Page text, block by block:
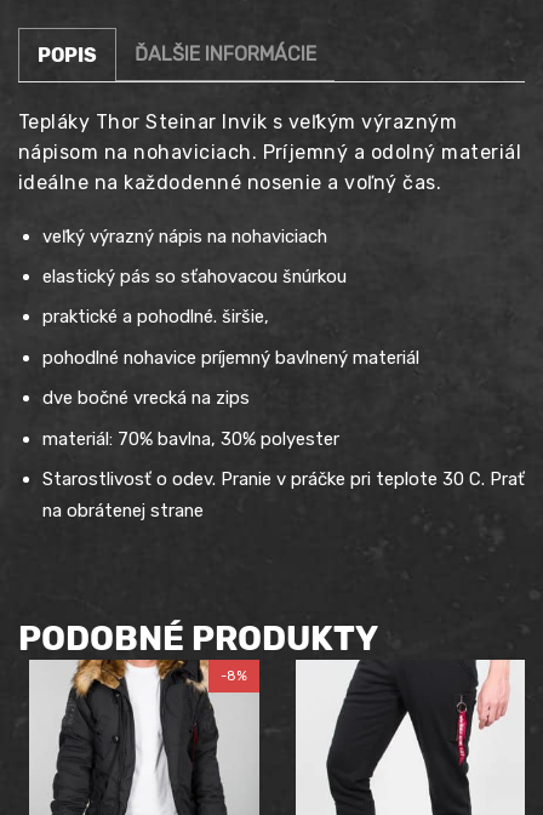
POPIS ĎALŠIE INFORMÁCIE
Tepláky Thor Steinar Invik s veľkým výrazným
nápisom na nohaviciach. Príjemný a odolný materiál
ideálne na každodenné nosenie a voľný čas.
veľký výrazný nápis na nohaviciach
elastický pás so sťahovacou šnúrkou
praktické a pohodlné. širšie,
pohodlné nohavice príjemný bavlnený materiál
dve bočné vrecká na zips
materiál: 70% bavlna, 30% polyester
Starostlivosť o odev. Pranie v práčke pri teplote 30 C. Prať
na obrátenej strane
PODOBNÉ PRODUKTY
-8%